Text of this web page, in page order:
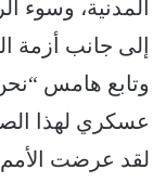
إلى جانب أزمة
وتابع هامس
عسكري لهذا
لقد عرضت